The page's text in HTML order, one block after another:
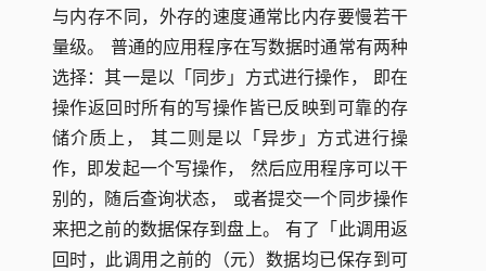
与内存不同，外存的速度通常比内存要慢若干
量级。 普通的应用程序在写数据时通常有两种
选择：其一是以「同步」方式进行操作， 即在
操作返回时所有的写操作皆已反映到可靠的存
储介质上， 其二则是以「异步」方式进行操
作，即发起一个写操作， 然后应用程序可以干
别的，随后查询状态， 或者提交一个同步操作
来把之前的数据保存到盘上。 有了「此调用返
回时，此调用之前的（元）数据均已保存到可